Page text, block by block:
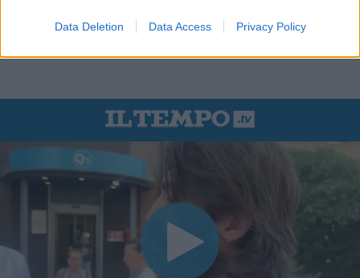
Data Deletion Data Access Privacy Policy